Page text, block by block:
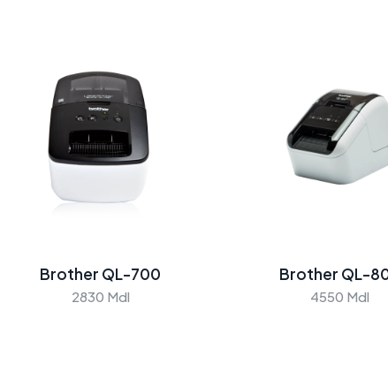
Brother QL-700
2830 Mdl
Brother QL-
4550 Mdl
Brother